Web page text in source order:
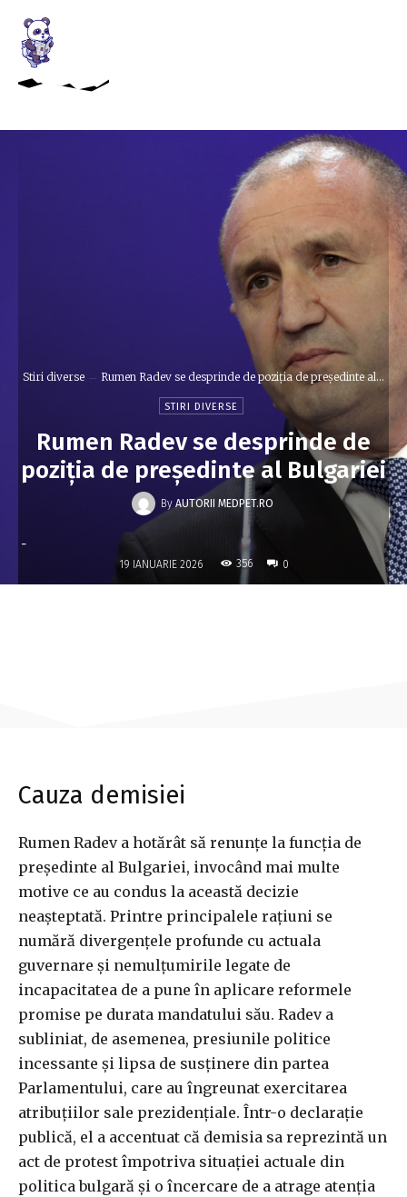
Stiri diverse Rumen Radev se desprinde de poziția de președinte al...
STIRI DIVERSE
Rumen Radev se desprinde de
poziția de președinte al Bulgariei
By AUTORII MEDPET.RO
-
19 IANUARIE 2026 356 0
Cauza demisiei
Rumen Radev a hotărât să renunțe la funcția de
președinte al Bulgariei, invocând mai multe
motive ce au condus la această decizie
neașteptată. Printre principalele rațiuni se
numără divergențele profunde cu actuala
guvernare și nemulțumirile legate de
incapacitatea de a pune în aplicare reformele
promise pe durata mandatului său. Radev a
subliniat, de asemenea, presiunile politice
incessante și lipsa de susținere din partea
Parlamentului, care au îngreunat exercitarea
atribuțiilor sale prezidențiale. Într-o declarație
publică, el a accentuat că demisia sa reprezintă un
act de protest împotriva situației actuale din
politica bulgară și o încercare de a atrage atenția